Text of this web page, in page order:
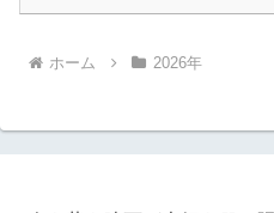
ホーム 2026年